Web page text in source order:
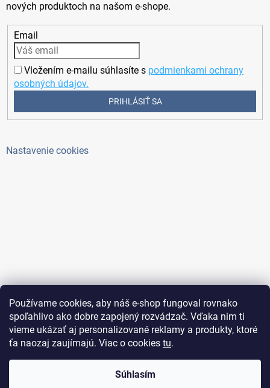
Používame cookies, aby náš e-shop fungoval rovnako
spoľahlivo ako dobre zapojený rozvádzač. Vďaka nim ti
vieme ukázať aj personalizované reklamy a produkty, ktoré
ťa naozaj zaujímajú. Viac o cookies tu.
Súhlasím
nových produktoch na našom e-shope.
Email
Vložením e-mailu súhlasíte s podmienkami ochrany
osobných údajov.
PRIHLÁSIŤ SA
Nastavenie cookies
Copyright 2026ElektroAntoš. Všetky práva vyhradené.
Upraviť nastavenie cookies